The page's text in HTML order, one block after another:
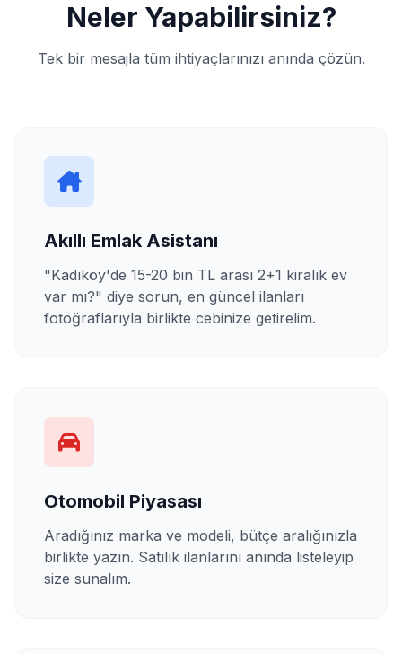
Neler Yapabilirsiniz?
Tek bir mesajla tüm ihtiyaçlarınızı anında çözün.
Akıllı Emlak Asistanı
"Kadıköy'de 15-20 bin TL arası 2+1 kiralık ev
var mı?" diye sorun, en güncel ilanları
fotoğraflarıyla birlikte cebinize getirelim.
Otomobil Piyasası
Aradığınız marka ve modeli, bütçe aralığınızla
birlikte yazın. Satılık ilanlarını anında listeleyip
size sunalım.